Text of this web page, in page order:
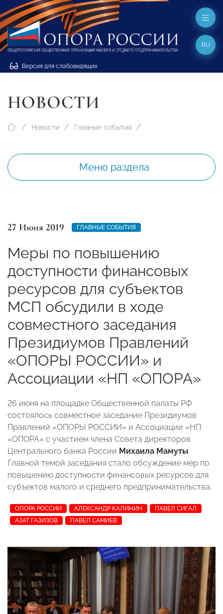
Версия для слабовидящих
RU
НОВОСТИ
Новости Главные события
Меню раздела
27 Июня 2019 ГЛАВНЫЕ СОБЫТИЯ
Меры по повышению
доступности финансовых
ресурсов для субъектов
МСП обсудили в ходе
совместного заседания
Президиумов Правлений
«ОПОРЫ РОССИИ» и
Ассоциации «НП «ОПОРА»
26 июня на площадке Общественной палаты РФ
состоялось совместное заседание Президиумов
Правлений «ОПОРЫ РОССИИ» и Ассоциации «НП
«ОПОРА» с участием члена Совета директоров
Центрального банка России Михаила Мамуты.
Главной темой заседания стало обсуждение мер по
повышению доступности финансовых ресурсов для
субъектов малого и среднего предпринимательства.
ОПОРА РОССИИ АЛЕКСАНДР КАЛИНИН
ПАВЕЛ СИГАЛ
АЗАТ ГАЗИЗОВ
ПАВЕЛ САМИЕВ